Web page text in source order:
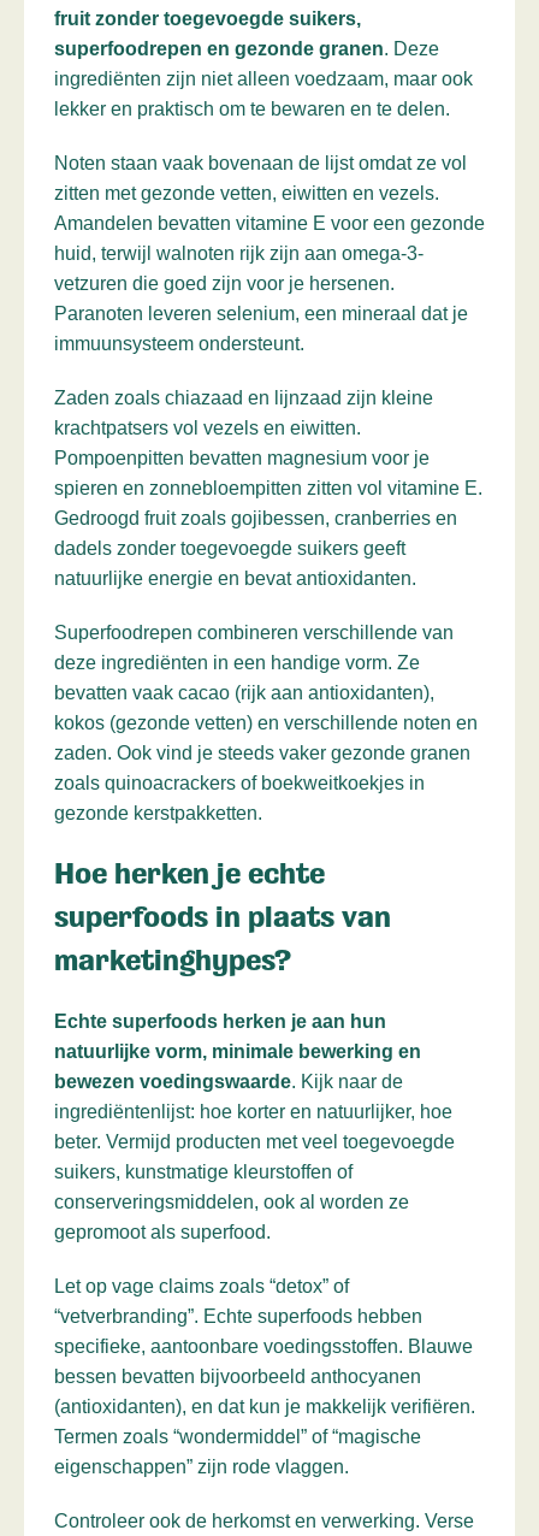
fruit zonder toegevoegde suikers,
superfoodrepen en gezonde granen. Deze
ingrediënten zijn niet alleen voedzaam, maar ook
lekker en praktisch om te bewaren en te delen.
Noten staan vaak bovenaan de lijst omdat ze vol
zitten met gezonde vetten, eiwitten en vezels.
Amandelen bevatten vitamine E voor een gezonde
huid, terwijl walnoten rijk zijn aan omega-3-
vetzuren die goed zijn voor je hersenen.
Paranoten leveren selenium, een mineraal dat je
immuunsysteem ondersteunt.
Zaden zoals chiazaad en lijnzaad zijn kleine
krachtpatsers vol vezels en eiwitten.
Pompoenpitten bevatten magnesium voor je
spieren en zonnebloempitten zitten vol vitamine E.
Gedroogd fruit zoals gojibessen, cranberries en
dadels zonder toegevoegde suikers geeft
natuurlijke energie en bevat antioxidanten.
Superfoodrepen combineren verschillende van
deze ingrediënten in een handige vorm. Ze
bevatten vaak cacao (rijk aan antioxidanten),
kokos (gezonde vetten) en verschillende noten en
zaden. Ook vind je steeds vaker gezonde granen
zoals quinoacrackers of boekweitkoekjes in
gezonde kerstpakketten.
Hoe herken je echte
superfoods in plaats van
marketinghypes?
Echte superfoods herken je aan hun
natuurlijke vorm, minimale bewerking en
bewezen voedingswaarde. Kijk naar de
ingrediëntenlijst: hoe korter en natuurlijker, hoe
beter. Vermijd producten met veel toegevoegde
suikers, kunstmatige kleurstoffen of
conserveringsmiddelen, ook al worden ze
gepromoot als superfood.
Let op vage claims zoals “detox” of
“vetverbranding”. Echte superfoods hebben
specifieke, aantoonbare voedingsstoffen. Blauwe
bessen bevatten bijvoorbeeld anthocyanen
(antioxidanten), en dat kun je makkelijk verifiëren.
Termen zoals “wondermiddel” of “magische
eigenschappen” zijn rode vlaggen.
Controleer ook de herkomst en verwerking. Verse